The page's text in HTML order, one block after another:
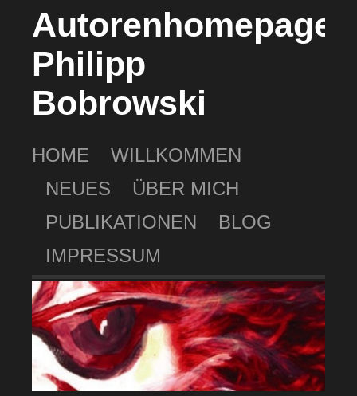
Autorenhomepage
Philipp
Bobrowski
HOME
WILLKOMMEN
NEUES
ÜBER MICH
PUBLIKATIONEN
BLOG
IMPRESSUM